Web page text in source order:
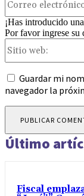
¡Has introducido
Por favor ingrese su
Guardar mi
navegador la
Último
Fiscal